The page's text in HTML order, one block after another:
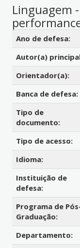
Linguagem
Detalhes
Ano de defesa:
Autor(a)
Orientador(a):
Banca de defesa:
Tipo de
documento:
Tipo de acesso:
Idioma:
Instituição de
defesa:
Programa de
Graduação:
Departamento: